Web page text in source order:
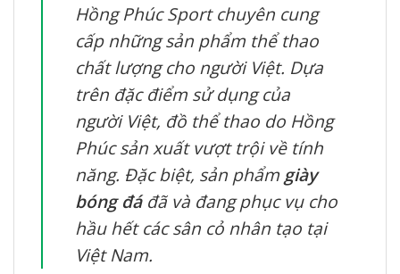
Hồng Phúc Sport chuyên cung
cấp những sản phẩm thể thao
chất lượng cho người Việt. Dựa
trên đặc điểm sử dụng của
người Việt, đồ thể thao do Hồng
Phúc sản xuất vượt trội về tính
năng. Đặc biệt, sản phẩm giày
bóng đáđã và đang phục vụ cho
hầu hết các sân cỏ nhân tạo tại
Việt Nam.